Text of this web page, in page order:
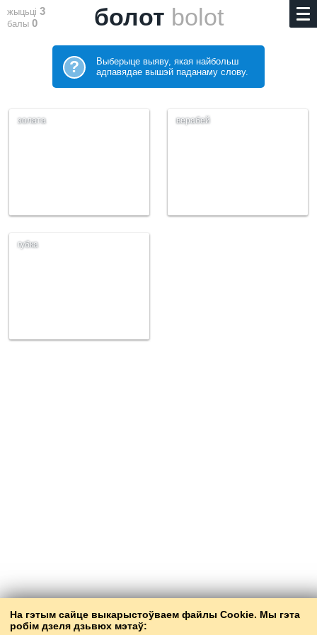
На гэтым сайце выкарыстоўваем файлы Cookie. Мы гэта
робім дзеля дзьвюх мэтаў:
жыцьці 3
балы 0 болот bolot
?
Выберыце выяву, якая найбольш
адпавядае вышэй паданаму слову.
золата верабей
губка